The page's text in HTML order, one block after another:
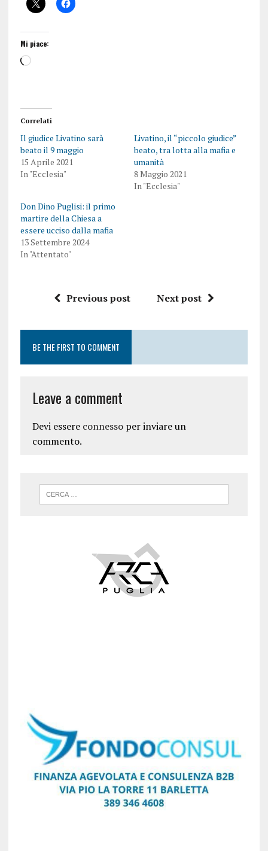
Mi piace:
Correlati
Il giudice Livatino sarà
beato il 9 maggio
15 Aprile 2021
In "Ecclesia"
Livatino, il “piccolo giudice”
beato, tra lotta alla mafia e
umanità
8 Maggio 2021
In "Ecclesia"
Don Dino Puglisi: il primo
martire della Chiesa a
essere ucciso dalla mafia
13 Settembre 2024
In "Attentato"
Previous post Next post
BE THE FIRST TO COMMENT
Leave a comment
Devi essere connessoper inviare un
commento.